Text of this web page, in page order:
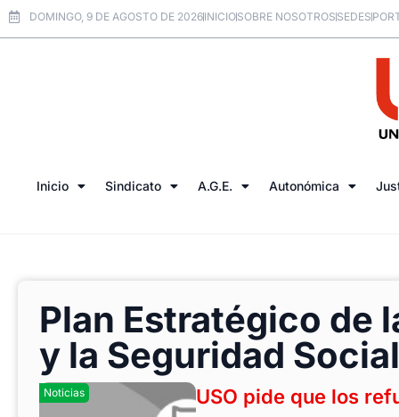
DOMINGO, 9 DE AGOSTO DE 2026INICIOSOBRE NOSOTROSSEDES
Inicio Sindicato A.G.E. Autonómica
Plan Estratégico de
y la Seguridad
Noticias
USO pide que los